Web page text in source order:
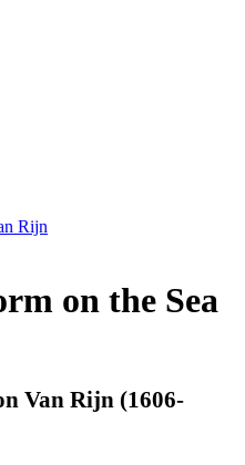
Rijn
on the Sea
Van Rijn (1606-